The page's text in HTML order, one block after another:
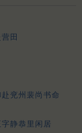
田
兖州裴尚书命
静恭里闲居